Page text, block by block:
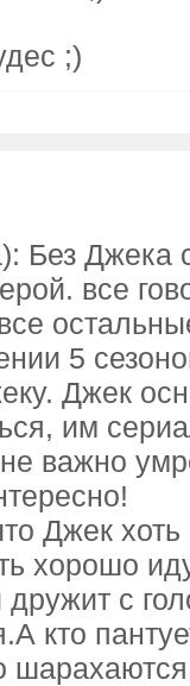
;)
Без
все
5
Джек
им
важно
Джек
хорошо
с
кто